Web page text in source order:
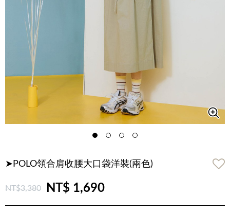
➤POLO領合肩收腰大口袋洋裝(兩色)
NT$3,380 NT$ 1,690